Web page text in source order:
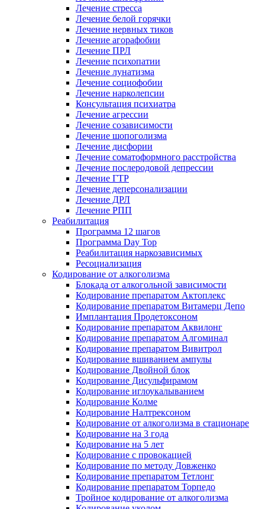
Лечение стресса
Лечение белой горячки
Лечение нервных тиков
Лечение агорафобии
Лечение ПРЛ
Лечение психопатии
Лечение лунатизма
Лечение социофобии
Лечение нарколепсии
Консультация психиатра
Лечение агрессии
Лечение созависимости
Лечение шопоголизма
Лечение дисфории
Лечение соматоформного расстройства
Лечение послеродовой депрессии
Лечение ГТР
Лечение деперсонализации
Лечение ДРЛ
Лечение РПП
Реабилитация
Программа 12 шагов
Программа Day Top
Реабилитация наркозависимых
Ресоциализация
Кодирование от алкоголизма
Блокада от алкогольной зависимости
Кодирование препаратом Актоплекс
Кодирование препаратом Витамерц Депо
Имплантация Продетоксоном
Кодирование препаратом Аквилонг
Кодирование препаратом Алгоминал
Кодирование препаратом Вивитрол
Кодирование вшиванием ампулы
Кодирование Двойной блок
Кодирование Дисульфирамом
Кодирование иглоукалыванием
Кодирование Колме
Кодирование Налтрексоном
Кодирование от алкоголизма в стационаре
Кодирование на 3 года
Кодирование на 5 лет
Кодирование с провокацией
Кодирование по методу Довженко
Кодирование препаратом Тетлонг
Кодирование препаратом Торпедо
Тройное кодирование от алкоголизма